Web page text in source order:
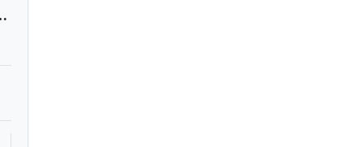
the row about?